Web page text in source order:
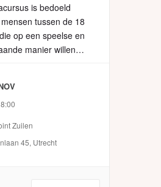
is bedoeld
tussen de 18
op een speelse en
manier willen
Tantra is
Indiase
die je helpt om
hoofd te zitten en
te voelen.
Zuilen
45, Utrecht